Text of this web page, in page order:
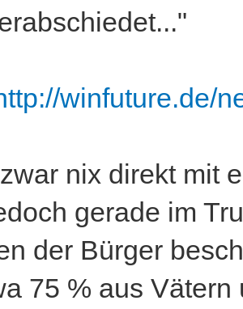
winfuture.de/
nix direkt mit
gerade im
der Bürger
75 % aus Vätern